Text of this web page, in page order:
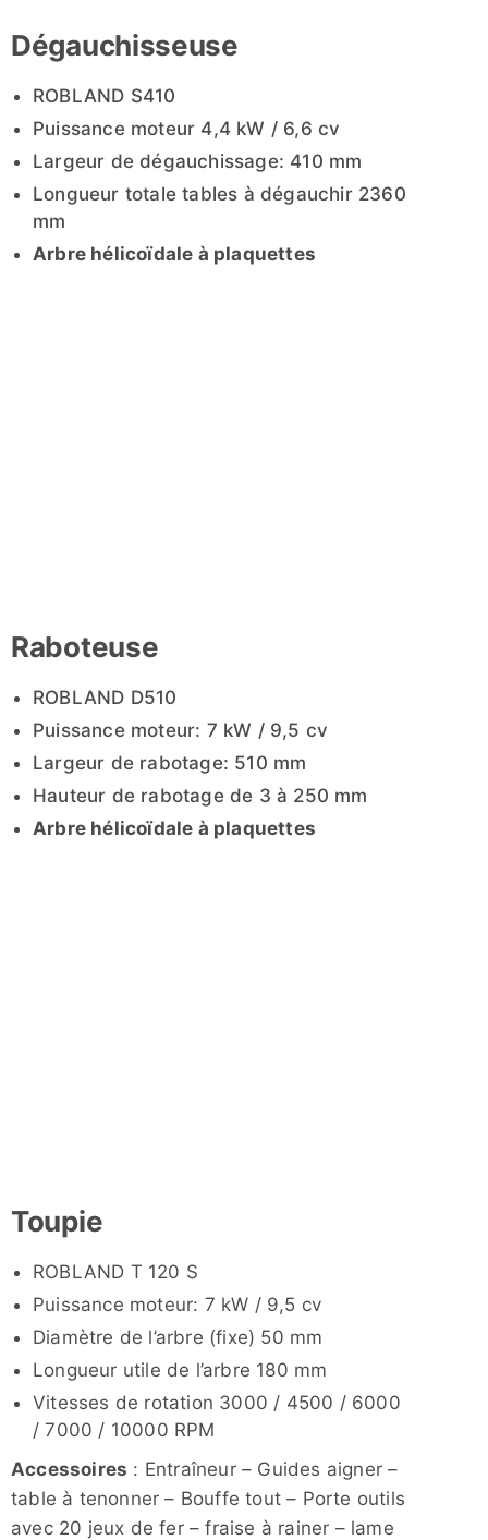
Dégauchisseuse
ROBLAND S410
Puissance moteur 4,4 kW / 6,6 cv
Largeur de dégauchissage: 410 mm
Longueur totale tables à dégauchir 2360
mm
Arbre hélicoïdale à plaquettes
Raboteuse
ROBLAND D510
Puissance moteur: 7 kW / 9,5 cv
Largeur de rabotage: 510 mm
Hauteur de rabotage de 3 à 250 mm
Arbre hélicoïdale à plaquettes
Toupie
ROBLAND T 120 S
Puissance moteur: 7 kW / 9,5 cv
Diamètre de l’arbre (fixe) 50 mm
Longueur utile de l’arbre 180 mm
Vitesses de rotation 3000 / 4500 / 6000
/ 7000 / 10000 RPM
Accessoires : Entraîneur – Guides aigner –
table à tenonner – Bouffe tout – Porte outils
avec 20 jeux de fer – fraise à rainer – lame